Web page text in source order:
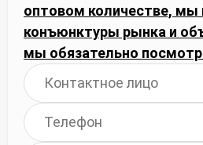
оптовом количестве,
конъюнктуры рынка и
мы обязательно